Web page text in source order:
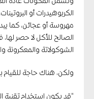
الكربوهيدرات أو
مهروسة أو عجائن، كما
الصالح للأكل لا حصر
الشوكولاتة والمعكرونة
ولكن، هناك حاجة للقيام
“قد يكون استخدام تقنية